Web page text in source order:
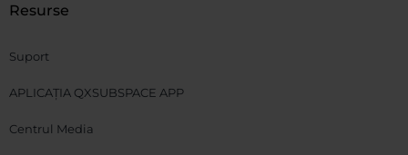
Resurse
Suport
APLICAȚIA QXSUBSPACE APP
Centrul Media